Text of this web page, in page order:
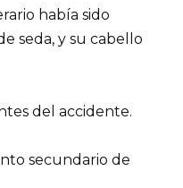
había sido
seda, y su cabello
del accidente.
secundario de